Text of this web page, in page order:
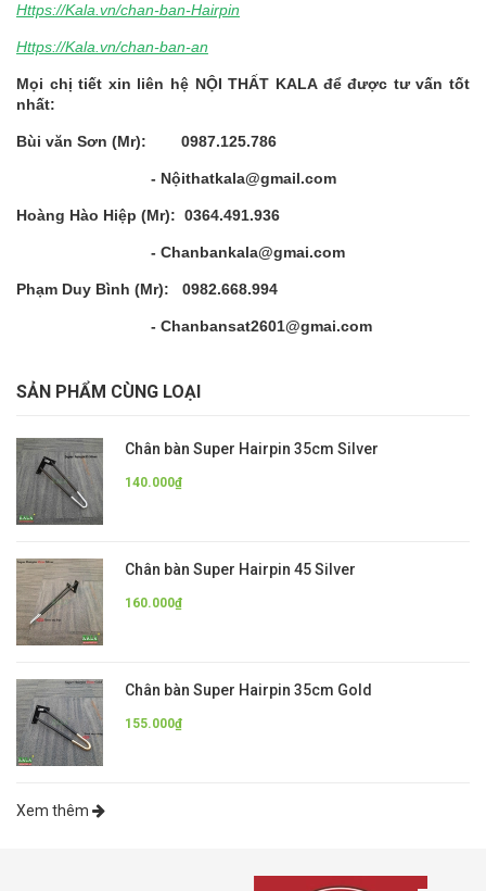
Https://Kala.vn/chan-ban-Hairpin
Https://Kala.vn/chan-ban-an
Mọi chị tiết xin liên hệ NỘI THẤT KALA để được tư vấn tốt
nhất:
Bùi văn Sơn (Mr): 0987.125.786
- Nộithatkala@gmail.com
Hoàng Hào Hiệp (Mr): 0364.491.936
- Chanbankala@gmai.com
Phạm Duy Bình (Mr): 0982.668.994
- Chanbansat2601@gmai.com
SẢN PHẨM CÙNG LOẠI
Chân bàn Super Hairpin 35cm Silver
140.000₫
Chân bàn Super Hairpin 45 Silver
160.000₫
Chân bàn Super Hairpin 35cm Gold
155.000₫
Xem thêm